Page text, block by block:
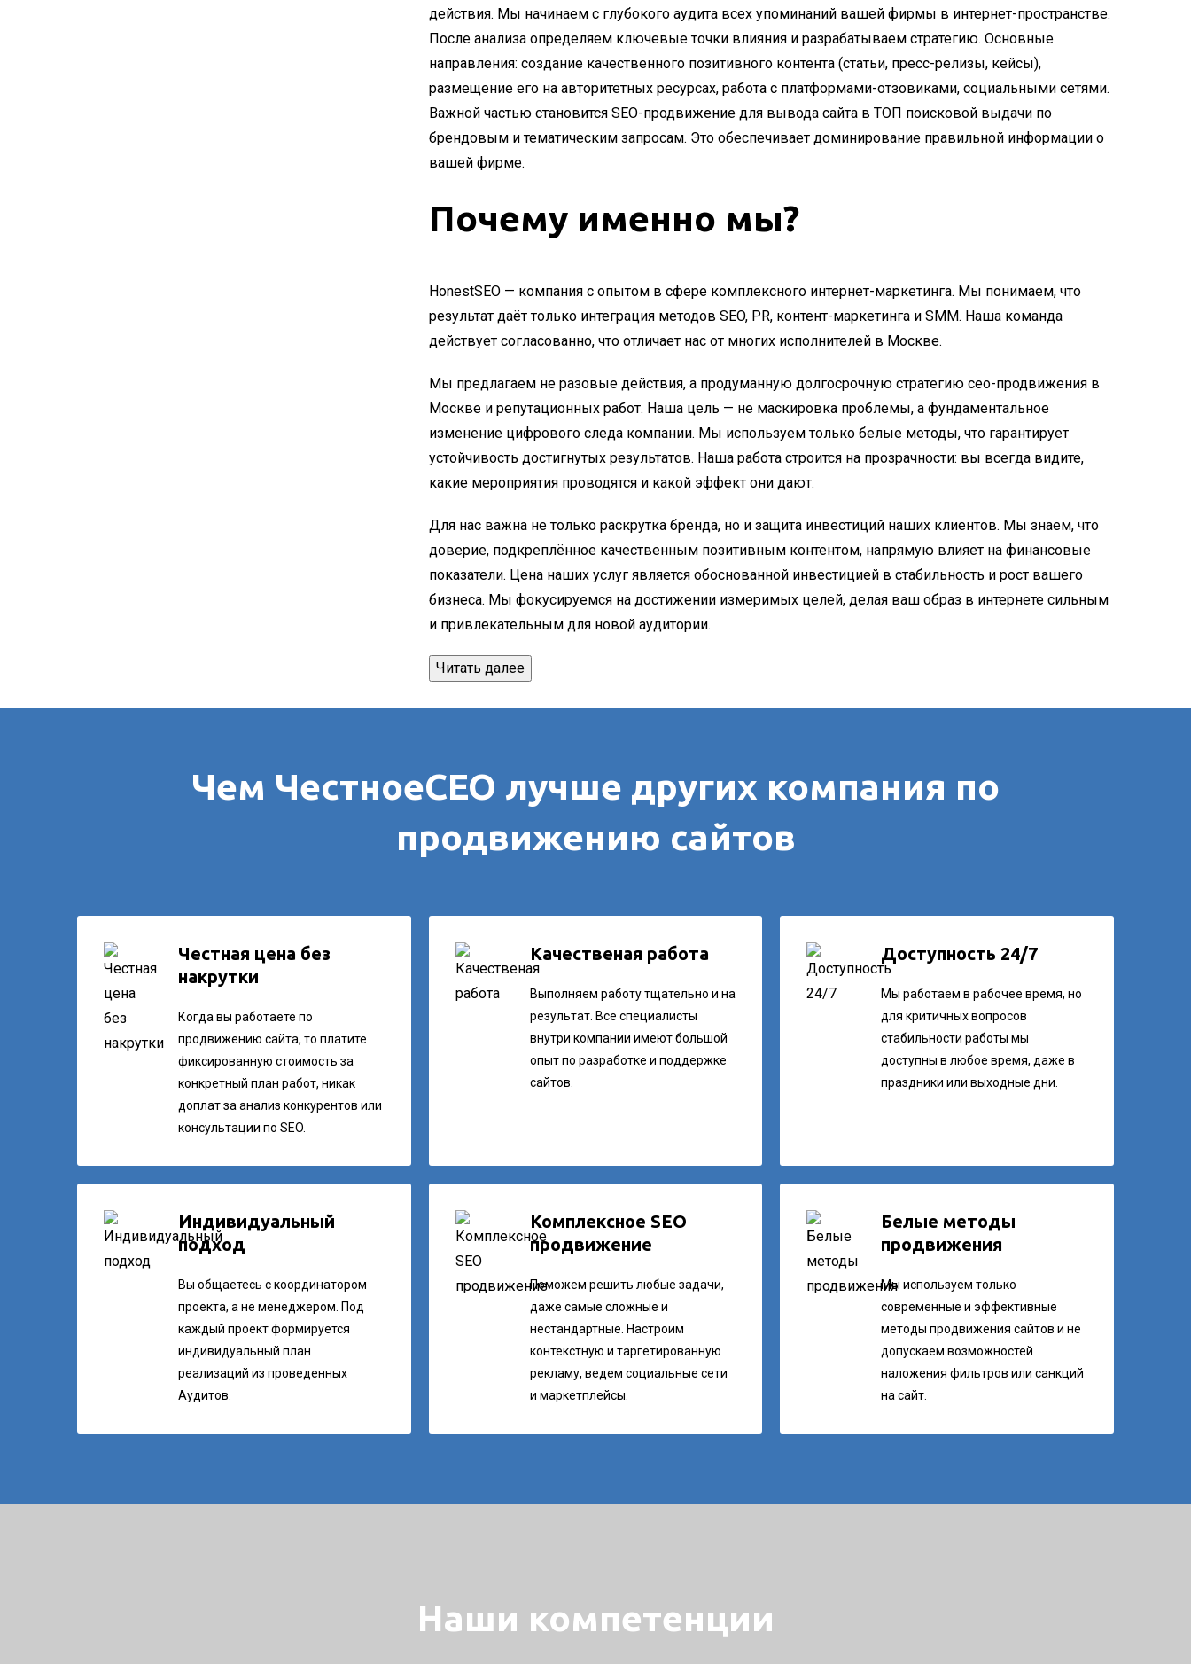
действия. Мы начинаем с глубокого аудита всех упоминаний вашей фирмы в интернет-пространстве.
После анализа определяем ключевые точки влияния и разрабатываем стратегию. Основные
направления: создание качественного позитивного контента (статьи, пресс-релизы, кейсы),
размещение его на авторитетных ресурсах, работа с платформами-отзовиками, социальными сетями.
Важной частью становится SEO-продвижение для вывода сайта в ТОП поисковой выдачи по
брендовым и тематическим запросам. Это обеспечивает доминирование правильной информации о
вашей фирме.
Почему именно мы?
HonestSEO — компания с опытом в сфере комплексного интернет-маркетинга. Мы понимаем, что
результат даёт только интеграция методов SEO, PR, контент-маркетинга и SMM. Наша команда
действует согласованно, что отличает нас от многих исполнителей в Москве.
Мы предлагаем не разовые действия, а продуманную долгосрочную стратегию сео-продвижения в
Москве и репутационных работ. Наша цель — не маскировка проблемы, а фундаментальное
изменение цифрового следа компании. Мы используем только белые методы, что гарантирует
устойчивость достигнутых результатов. Наша работа строится на прозрачности: вы всегда видите,
какие мероприятия проводятся и какой эффект они дают.
Для нас важна не только раскрутка бренда, но и защита инвестиций наших клиентов. Мы знаем, что
доверие, подкреплённое качественным позитивным контентом, напрямую влияет на финансовые
показатели. Цена наших услуг является обоснованной инвестицией в стабильность и рост вашего
бизнеса. Мы фокусируемся на достижении измеримых целей, делая ваш образ в интернете сильным
и привлекательным для новой аудитории.
Читать далее
Чем ЧестноеСЕО лучше других компания по
продвижению сайтов
Честная цена без
накрутки
Когда вы работаете по
продвижению сайта, то платите
фиксированную стоимость за
конкретный план работ, никак
доплат за анализ конкурентов или
консультации по SEO.
Качественая работа
Выполняем работу тщательно и на
результат. Все специалисты
внутри компании имеют большой
опыт по разработке и поддержке
сайтов.
Доступность 24/7
Мы работаем в рабочее время, но
для критичных вопросов
стабильности работы мы
доступны в любое время, даже в
праздники или выходные дни.
Индивидуальный
подход
Вы общаетесь с координатором
проекта, а не менеджером. Под
каждый проект формируется
индивидуальный план
реализаций из проведенных
Аудитов.
Комплексное SEO
продвижение
Поможем решить любые задачи,
даже самые сложные и
нестандартные. Настроим
контекстную и таргетированную
рекламу, ведем социальные сети
и маркетплейсы.
Белые методы
продвижения
Мы используем только
современные и эффективные
методы продвижения сайтов и не
допускаем возможностей
наложения фильтров или санкций
на сайт.
Наши компетенции